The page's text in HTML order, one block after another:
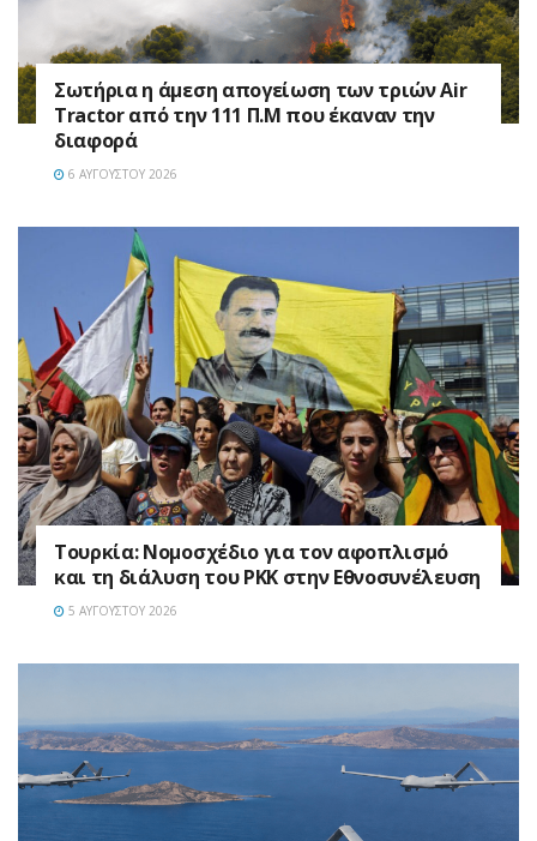
Σωτήρια η άμεση απογείωση των τριών Air
Tractor από την 111 Π.M που έκαναν την
διαφορά
6 ΑΥΓΟΎΣΤΟΥ 2026
Τουρκία: Νομοσχέδιο για τον αφοπλισμό
και τη διάλυση του PKK στην Εθνοσυνέλευση
5 ΑΥΓΟΎΣΤΟΥ 2026